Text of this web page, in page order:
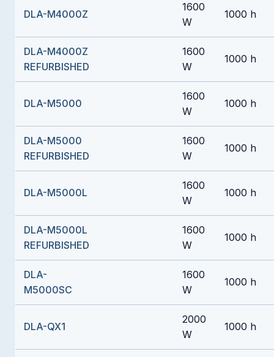
DLA-M4000Z
1600
W
1000 h
DLA-M4000Z
REFURBISHED
1600
W
1000 h
DLA-M5000
1600
W
1000 h
DLA-M5000
REFURBISHED
1600
W
1000 h
DLA-M5000L
1600
W
1000 h
DLA-M5000L
REFURBISHED
1600
W
1000 h
DLA-
M5000SC
1600
W
1000 h
DLA-QX1
2000
W
1000 h